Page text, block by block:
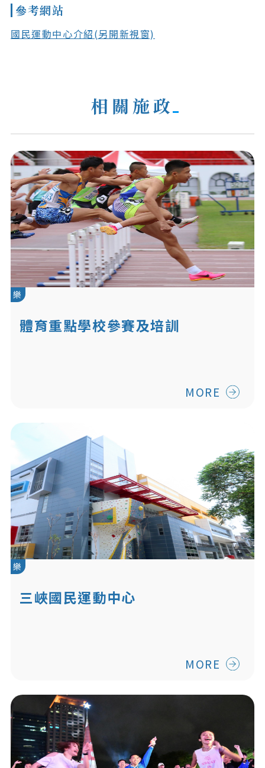
參考網站
國民運動中心介紹(另開新視窗)
相關施政
樂
體育重點學校參賽及培訓
MORE
樂
三峽國民運動中心
MORE